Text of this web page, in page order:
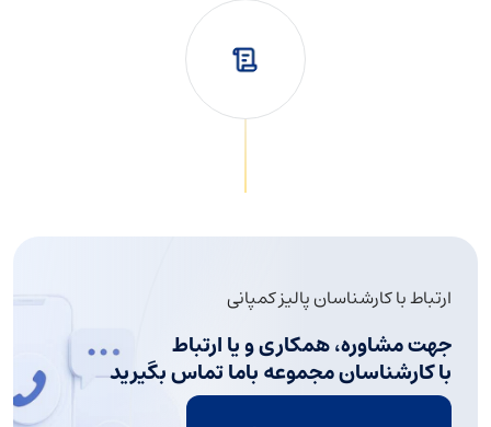
ارتباط با کارشناسان پالیز کمپانی
جهت مشاوره، همکاری و یا ارتباط
با کارشناسان مجموعه باما تماس بگیرید